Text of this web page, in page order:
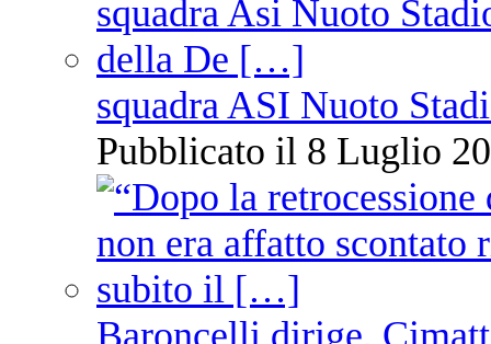
squadra ASI Nuoto
Pubblicato il 8 Luglio